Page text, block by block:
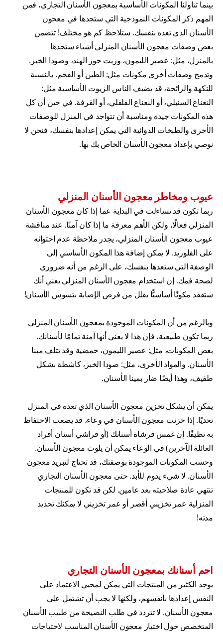
بينما تناولنا المكونات الأساسية بمعجون الأسنان التجاري، فمن
المهم ذكر المكونات النموذجية التي ستجدها في معجون
الأسنان الذي تعده بنفسك. ستلاحظ كم هو مختلف! تتضمن
بعض وصفات معجون الأسنان المنزلي أشياء ستجدها
بالمنزل، مثل: عصير الليمون، وزيت جوز الهند، وصودا الخبز.
وتدمج وصفات أخرى مكونات مثل: الطين أو الفحم. بالنسبة
للنكهة والرائحة، قد يضيف الناس الزيوت الأساسية مثل:
النعناع السنبلي، أو النعناع الفلفلي، أو القرفة. في حين أن كل
هذه المكونات جيدة ومناسبة أن تتواجد في المنزل للوصفات
الأخرى والطبخات الدوائية التي يمكن إعدادها بنفسك، فنحن لا
نوصي بإعداد معجون الأسنان الخاص بك بها.
عيوب ومخاطر معجون الأسنان المنزلي
ربما تكون قد تساءلت في البداية عما إذا كان معجون الأسنان
المنزلي فعالًا، ولكن الأهم معرفة ما إذا كان آمنًا. عند مناقشة
عيوب معجون الأسنان المنزلي، يجدر ملاحظة عدم احتوائه
على الفلوريد. لا يمكن إضافة هذا المكون الأساسي إلى
الوصفة التي ستعدها بنفسك، على الرغم من أنه ضروري
لصحة فمك. إن استخدام معجون الأسنان المنزلي يعني أنك
ستفقد مكونًا أساسيًّا يقلل من فرص الإصابة بتسوس الأسنان!
وبالرغم من أن المكونات الموجودة بمعجون الأسنان المنزلي
ربما تكون طبيعية، فإن هذا لا يعني أنها آمنة تمامًا لأسنانك.
بعض المكونات، مثل: عصير الليمون، حمضية وقد تتلف مينا
الأسنان. والمواد الأخرى، مثل: صودا الخبز، كاشطة بشكل
طفيف، وهذا أيضًا ضار بمينا الأسنان.
يمكن أن يشكل تخزين معجون الأسنان الذي تعده في المنزل
تحديًا. إذا خزنت معجون الأسنان في وعاء، قد يصعب الاحتفاظ
به نظيفًا. إن غمس فرشاة أسنانك (أو فراشي أسنان أفراد
العائلة الآخرين) في الوعاء يمكن أن يلوث معجون الأسنان.
وحسب المكونات الموجودة بوصفتك، قد تحتاج لتبريد معجون
الأسنان. لا شيء يدوم للأبد. حتى معجون الأسنان التجاري
تنتهي عادة صلاحيته بعد عامين. لكن قد تكون للمنتجات
المنزلية عمر تخزيني أقصر أو عمر تخزيني لا يمكنك تحديد
مدته!
احم أسنانك بمعجون الأسنان التجاري
يوجد الكثير من المنتجات التي يمكن لمحبي الاعتماد على
النفس إعدادها بأنفسهم، ولكنها لا يجب أن تشتمل على
معجون الأسنان. لا تتردد في طلب النصيحة من طبيب الأسنان
المتخصص حول اختيار معجون الأسنان المناسب لاحتياجات